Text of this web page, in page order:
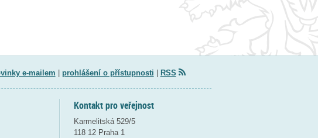
e-mailem prohlášení o přístupnosti RSS
Kontakt pro veřejnost
Karmelitská 529/5
118 12 Praha 1